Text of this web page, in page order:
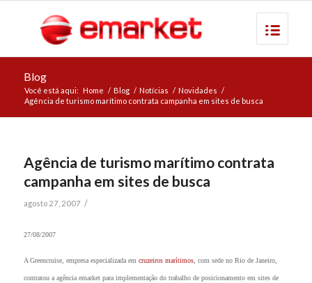
Blog
Você está aqui: Home / Blog / Notícias / Novidades /
Agência de turismo marítimo contrata campanha em sites de busca
Agência de turismo marítimo contrata
campanha em sites de busca
agosto 27, 2007 /
27/08/2007
A Greencruise, empresa especializada em cruzeiros marítimos, com sede no Rio de Janeiro,
contratou a agência emarket para implementação do trabalho de posicionamento em sites de